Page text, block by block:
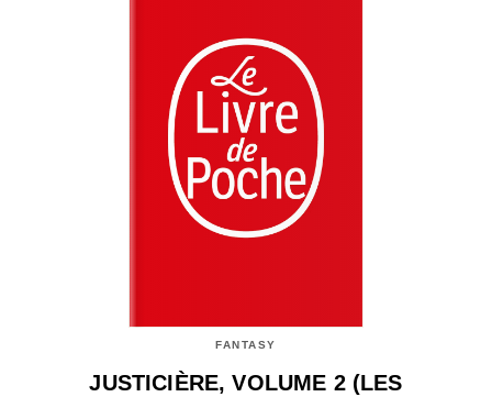
FANTASY
JUSTICIÈRE, VOLUME 2 (LES